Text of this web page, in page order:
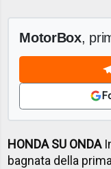
MotorBox,
HONDA SU ONDA
bagnata della